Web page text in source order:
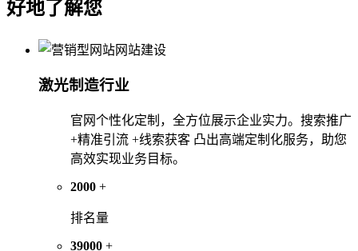
好地了解您
激光制造行业
官网个性化定制，全方位展示企业实力。搜索推广
+精准引流 +线索获客 凸出高端定制化服务，助您
高效实现业务目标。
2000 +
排名量
39000 +